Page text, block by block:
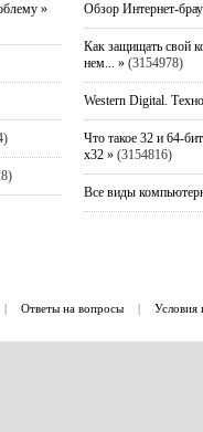
»
Обзор Интернет-
Как защищать свой
нем... »(3154978)
Western Digital.
Что такое 32 и 64-
x32 »(3154816)
Все виды
| Ответы на вопросы | Условия